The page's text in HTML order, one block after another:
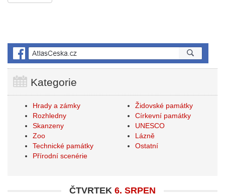
Kategorie
Hrady a zámky
Rozhledny
Skanzeny
Zoo
Technické památky
Přírodní scenérie
Židovské památky
Církevní památky
UNESCO
Lázně
Ostatní
ČTVRTEK 6. SRPEN